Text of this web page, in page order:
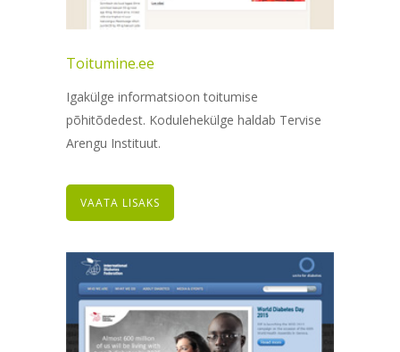
Toitumine.ee
Igakülge informatsioon toitumise
põhitõdedest. Kodulehekülge haldab Tervise
Arengu Instituut.
VAATA LISAKS